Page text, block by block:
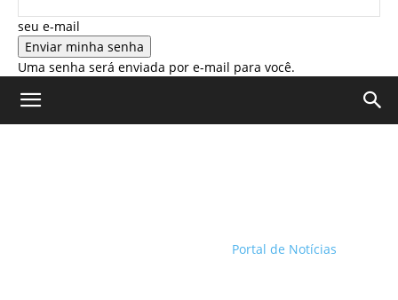
seu e-mail
Uma senha será enviada por e-mail para você.
Portal de Notícias